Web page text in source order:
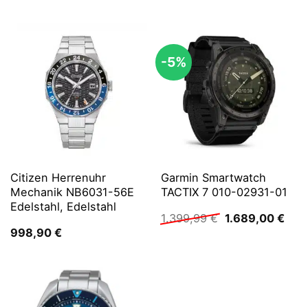
Citizen Herrenuhr
Mechanik NB6031-56E
Edelstahl, Edelstahl
998,90 €
-5%
Garmin Smartwatch
TACTIX 7 010-02931-01
1.399,99€ Ursprünglicher
1.689,00 €